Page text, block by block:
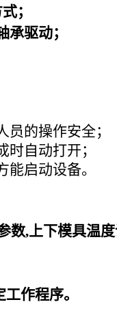
；
承驱动；
的操作安全；
自动打开；
启动设备。
,上下模具温度
作程序。